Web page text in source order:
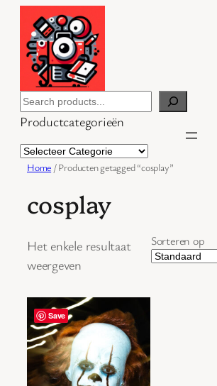
inhoud
Search
Productcategorieën
Home / Producten getagged “cosplay”
cosplay
Het enkele resultaat
weergeven
Sorteren op
Save